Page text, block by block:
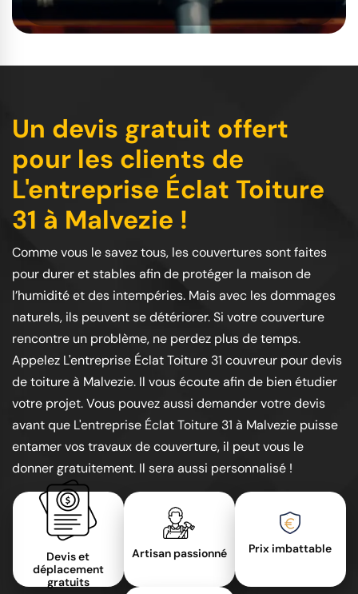
Un devis gratuit offert
pour les clients de
L'entreprise Éclat Toiture
31 à Malvezie !
Comme vous le savez tous, les couvertures sont faites
pour durer et stables afin de protéger la maison de
l’humidité et des intempéries. Mais avec les dommages
naturels, ils peuvent se détériorer. Si votre couverture
rencontre un problème, ne perdez plus de temps.
Appelez L'entreprise Éclat Toiture 31 couvreur pour devis
de toiture à Malvezie. Il vous écoute afin de bien étudier
votre projet. Vous pouvez aussi demander votre devis
avant que L'entreprise Éclat Toiture 31 à Malvezie puisse
entamer vos travaux de couverture, il peut vous le
donner gratuitement. Il sera aussi personnalisé !
Devis et
déplacement
gratuits
Artisan passionné Prix imbattable